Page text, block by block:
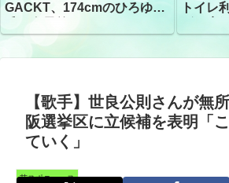
GACKT、174cmのひろゆき
トざわつき イベントでの写
真が話題
トイレ
【歌手】世良公則さんが無
阪選挙区に立候補を表明「
ていく」
芸スポニュース